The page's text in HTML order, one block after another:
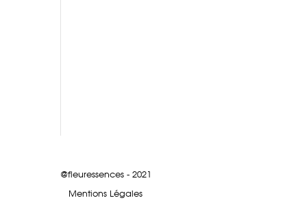
@fleuressences - 2021
Mentions Légales